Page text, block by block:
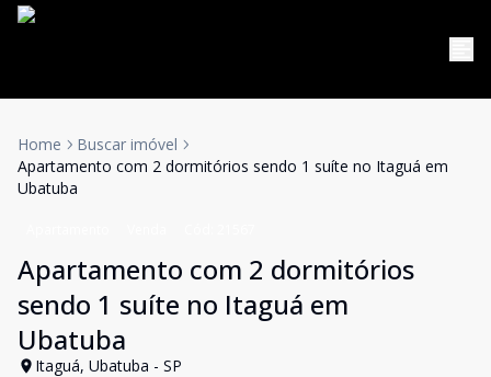
Home
Buscar imóvel
Apartamento com 2 dormitórios sendo 1 suíte no Itaguá em
Ubatuba
Apartamento com 2 dormitórios
sendo 1 suíte no Itaguá em
Ubatuba
Itaguá, Ubatuba - SP